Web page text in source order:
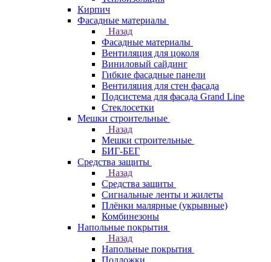
Кирпич
Фасадные материалы
Назад
Фасадные материалы
Вентиляция для цоколя
Виниловый сайдинг
Гибкие фасадные панели
Вентиляция для стен фасада
Подсистема для фасада Grand Line
Стеклосетки
Мешки строительные
Назад
Мешки строительные
БИГ-БЕГ
Средства защиты
Назад
Средства защиты
Сигнальные ленты и жилеты
Плёнки малярные (укрывные)
Комбинезоны
Напольные покрытия
Назад
Напольные покрытия
Подложки